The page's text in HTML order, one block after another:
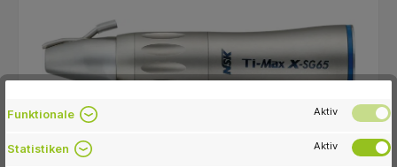
Funktionale Aktiv
Statistiken Aktiv